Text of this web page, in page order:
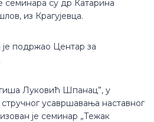
семинара су др Катарина
из Крагујевца.
подржао Центар за
Луковић Шпанац”, у
усавршавања наставног
је семинар „Тежак